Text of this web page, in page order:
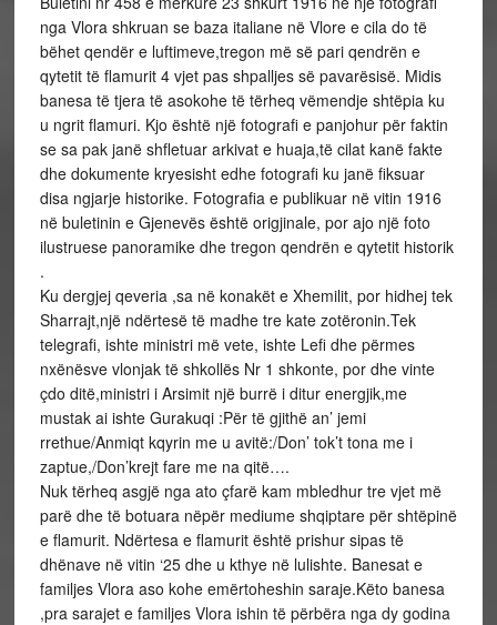
nga Vlora shkruan se baza italiane në Vlore e cila do të
bëhet qendër e luftimeve,tregon më së pari qendrën e
qytetit të flamurit 4 vjet pas shpalljes së pavarësisë. Midis
banesa të tjera të asokohe të tërheq vëmendje shtëpia ku
u ngrit flamuri. Kjo është një fotografi e panjohur për faktin
se sa pak janë shfletuar arkivat e huaja,të cilat kanë fakte
dhe dokumente kryesisht edhe fotografi ku janë fiksuar
disa ngjarje historike. Fotografia e publikuar në vitin 1916
në buletinin e Gjenevës është origjinale, por ajo një foto
ilustruese panoramike dhe tregon qendrën e qytetit historik
.
Ku dergjej qeveria ,sa në konakët e Xhemilit, por hidhej tek
Sharrajt,një ndërtesë të madhe tre kate zotëronin.Tek
telegrafi, ishte ministri më vete, ishte Lefi dhe përmes
nxënësve vlonjak të shkollës Nr 1 shkonte, por dhe vinte
çdo ditë,ministri i Arsimit një burrë i ditur energjik,me
mustak ai ishte Gurakuqi :Për të gjithë an’ jemi
rrethue/Anmiqt kqyrin me u avitë:/Don’ tok’t tona me i
zaptue,/Don’krejt fare me na qitë….
Nuk tërheq asgjë nga ato çfarë kam mbledhur tre vjet më
parë dhe të botuara nëpër mediume shqiptare për shtëpinë
e flamurit. Ndërtesa e flamurit është prishur sipas të
dhënave në vitin ‘25 dhe u kthye në lulishte. Banesat e
familjes Vlora aso kohe emërtoheshin saraje.Këto banesa
,pra sarajet e familjes Vlora ishin të përbëra nga dy godina